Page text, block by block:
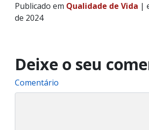
Publicado em Qualidade de Vida |
de 2024
Deixe o seu
Comentário